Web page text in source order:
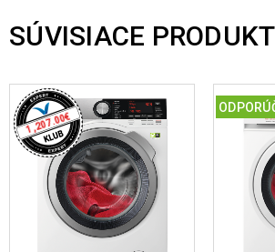
SÚVISIACE
1,207.00€